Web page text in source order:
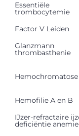
Essentiële
trombocytemie
Factor V Leiden
Glanzmann
thrombasthenie
Hemochromatose
Hemofilie A en B
IJzer-refractaire
deficiëntie anemie